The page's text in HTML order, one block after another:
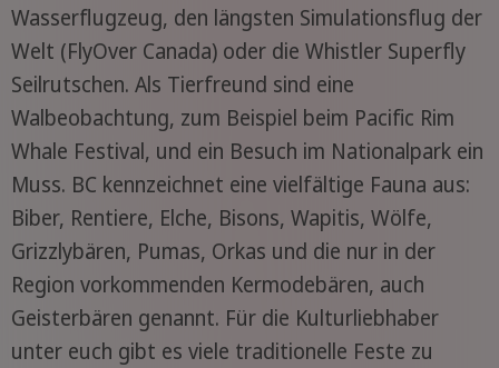
Wasserflugzeug, den längsten Simulationsflug der
Welt (FlyOver Canada) oder die Whistler Superfly
Seilrutschen. Als Tierfreund sind eine
Walbeobachtung, zum Beispiel beim Pacific Rim
Whale Festival, und ein Besuch im Nationalpark ein
Muss. BC kennzeichnet eine vielfältige Fauna aus:
Biber, Rentiere, Elche, Bisons, Wapitis, Wölfe,
Grizzlybären, Pumas, Orkas und die nur in der
Region vorkommenden Kermodebären, auch
Geisterbären genannt. Für die Kulturliebhaber
unter euch gibt es viele traditionelle Feste zu